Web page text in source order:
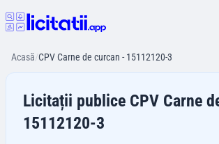
Acasă/CPV Carne de curcan - 15112120-3
Licitații publice CPV Carne
15112120-3